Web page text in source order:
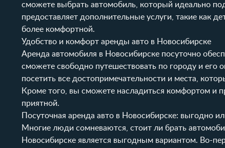
сможете выбрать автомобиль, который идеально
предоставляет дополнительные услуги, такие как
более комфортной.
Удобство и комфорт аренды авто в Новосибирске
Аренда автомобиля в Новосибирске посуточно
сможете свободно путешествовать по городу и его
посетить все достопримечательности и места,
Кроме того, вы сможете насладиться комфортом и
приятной.
Посуточная аренда авто в Новосибирске: выгодно
Многие люди сомневаются, стоит ли брать
Новосибирске является выгодным вариантом. Во-